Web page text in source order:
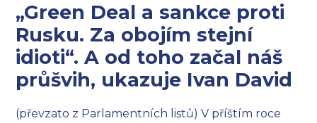
„Green Deal a sankce proti
Rusku. Za obojím stejní
idioti“. A od toho začal náš
průšvih, ukazuje Ivan David
(převzato z Parlamentních listů) V příštím roce